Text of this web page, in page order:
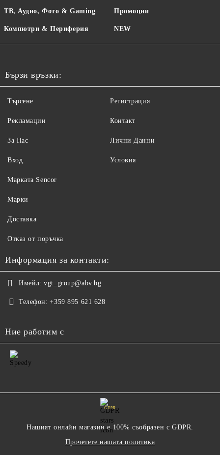
ТВ, Аудио, Фото & Gaming
Компютри & Периферия
Промоции
NEW
Бързи връзки:
Търсене
Рекламации
За Нас
Вход
Регистрация
Контакт
Лични Данни
Условия
Maрката Sencor
Марки
Доставка
Отказ от поръчка
Информация за контакти:
Имейл: vgt_group@abv.bg
Телефон: +359 895 621 628
Ние работим с
GDPR
Нашият онлайн магазин е 100% съобразен с GDPR.
Прочетете нашата политика